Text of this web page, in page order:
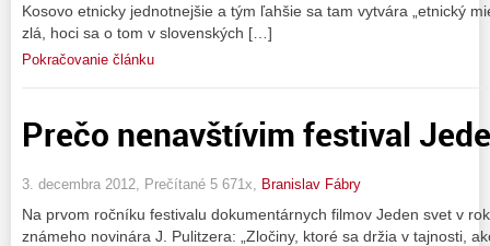
Kosovo etnicky jednotnejšie a tým ľahšie sa tam vytvára „etnický
zlá, hoci sa o tom v slovenských […]
Pokračovanie článku
Prečo nenavštívim festival
3. decembra 2012, Prečítané 5 671x, Branislav Fábry
Na prvom ročníku festivalu dokumentárnych filmov Jeden svet v
známeho novinára J. Pulitzera: „Zločiny, ktoré sa držia v tajnosti,